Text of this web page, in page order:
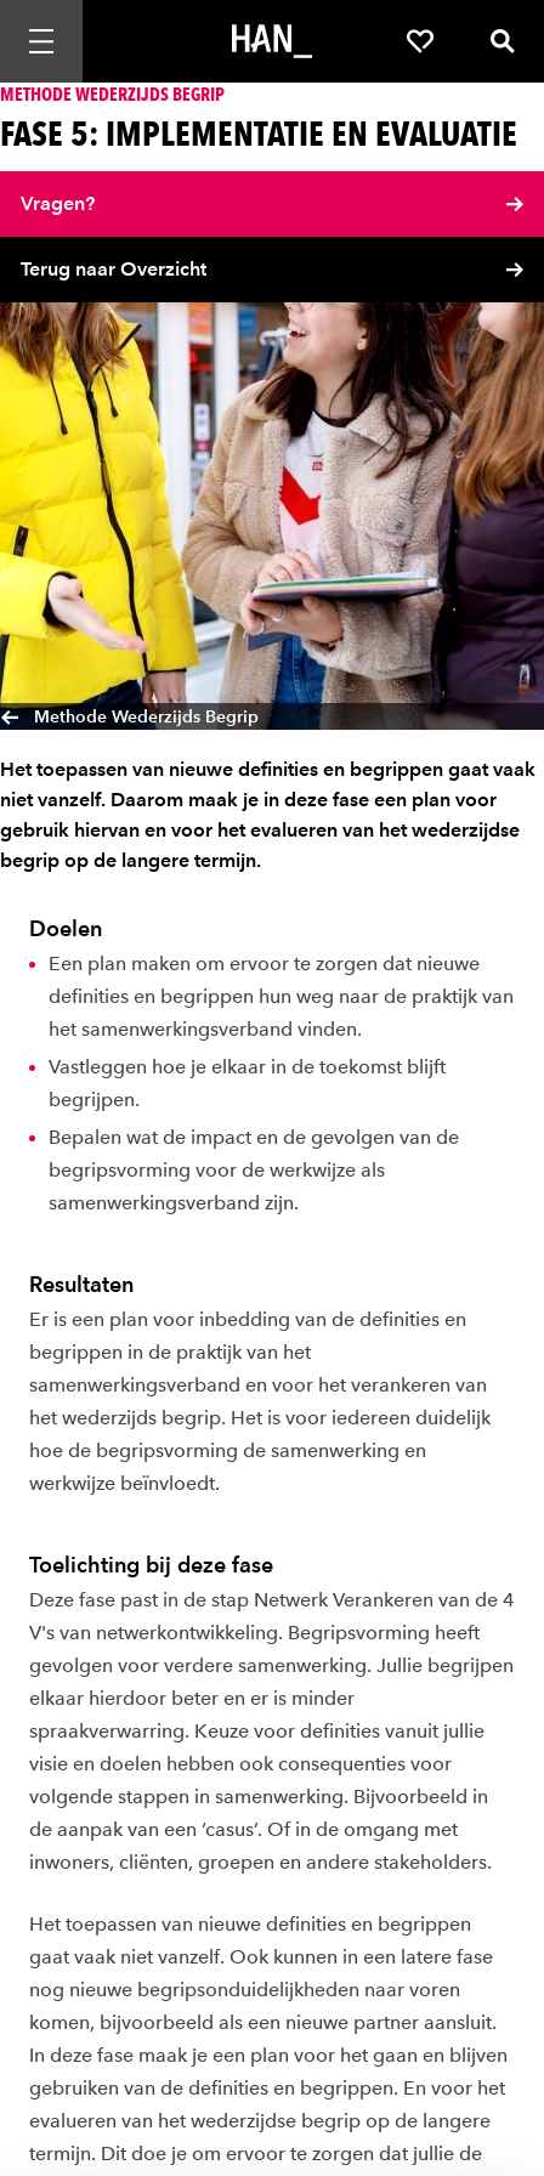
Mobiele navigatie openen Favorieten
METHODE WEDERZIJDS BEGRIP
FASE 5: IMPLEMENTATIE EN EVALUATIE
Vragen?
Terug naar Overzicht
Methode Wederzijds Begrip
Het toepassen van nieuwe definities en begrippen gaat vaak
niet vanzelf. Daarom maak je in deze fase een plan voor
gebruik hiervan en voor het evalueren van het wederzijdse
begrip op de langere termijn.
Doelen
Een plan maken om ervoor te zorgen dat nieuwe
definities en begrippen hun weg naar de praktijk van
het samenwerkingsverband vinden.
Vastleggen hoe je elkaar in de toekomst blijft
begrijpen.
Bepalen wat de impact en de gevolgen van de
begripsvorming voor de werkwijze als
samenwerkingsverband zijn.
Resultaten
Er is een plan voor inbedding van de definities en
begrippen in de praktijk van het
samenwerkingsverband en voor het verankeren van
het wederzijds begrip. Het is voor iedereen duidelijk
hoe de begripsvorming de samenwerking en
werkwijze beïnvloedt.
Toelichting bij deze fase
Deze fase past in de stap Netwerk Verankeren van de 4
V's van netwerkontwikkeling. Begripsvorming heeft
gevolgen voor verdere samenwerking. Jullie begrijpen
elkaar hierdoor beter en er is minder
spraakverwarring. Keuze voor definities vanuit jullie
visie en doelen hebben ook consequenties voor
volgende stappen in samenwerking. Bijvoorbeeld in
de aanpak van een ‘casus’. Of in de omgang met
inwoners, cliënten, groepen en andere stakeholders.
Het toepassen van nieuwe definities en begrippen
gaat vaak niet vanzelf. Ook kunnen in een latere fase
nog nieuwe begripsonduidelijkheden naar voren
komen, bijvoorbeeld als een nieuwe partner aansluit.
In deze fase maak je een plan voor het gaan en blijven
gebruiken van de definities en begrippen. En voor het
evalueren van het wederzijdse begrip op de langere
termijn. Dit doe je om ervoor te zorgen dat jullie de